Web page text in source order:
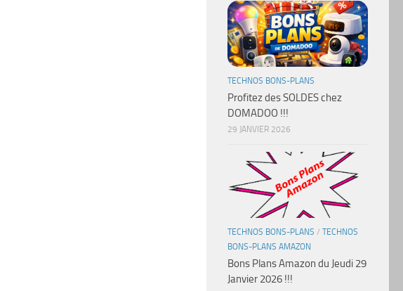
TECHNOS BONS-PLANS
Profitez des SOLDES chez
DOMADOO !!!
29 JANVIER 2026
TECHNOS BONS-PLANS / TECHNOS
BONS-PLANS AMAZON
Bons Plans Amazon du Jeudi 29
Janvier 2026 !!!